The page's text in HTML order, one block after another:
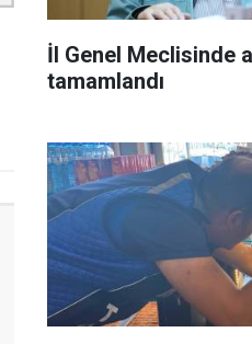
İl Genel Meclisinde
tamamlandı